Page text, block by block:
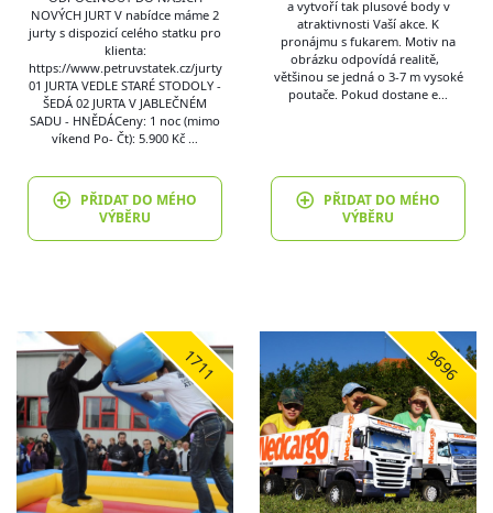
NOVÝCH JURT V nabídce máme 2
jurty s dispozicí celého statku pro
klienta:
https://www.petruvstatek.cz/jurty ​
01 JURTA VEDLE STARÉ STODOLY -
ŠEDÁ 02 JURTA V JABLEČNÉM
SADU - HNĚDÁ ​ Ceny: 1 noc (mimo
víkend Po- Čt): 5.900 Kč …
PŘIDAT DO MÉHO
VÝBĚRU
a vytvoří tak plusové body v
atraktivnosti Vaší akce. K
pronájmu s fukarem. Motiv na
obrázku odpovídá realitě,
většinou se jedná o 3-7 m vysoké
poutače. Pokud dostane e…
PŘIDAT DO MÉHO
VÝBĚRU
1711 9696